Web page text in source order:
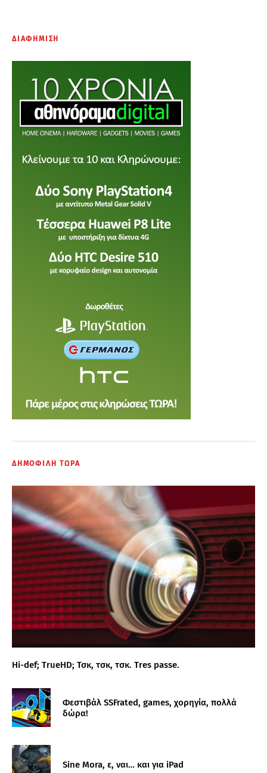
ΔΙΑΦΗΜΙΣΗ
ΔΗΜΟΦΙΛΗ ΤΩΡΑ
Hi-def; TrueHD; Τσκ, τσκ, τσκ. Tres passe.
Φεστιβάλ SSFrated, games, χορηγία, πολλά
δώρα!
Sine Mora, ε, ναι… και για iPad